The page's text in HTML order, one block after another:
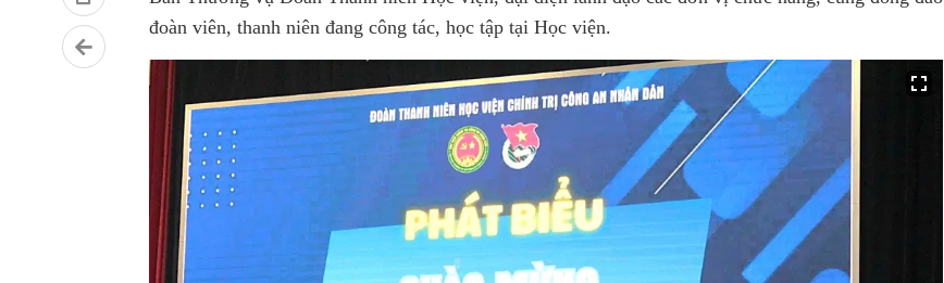
đoàn viên, thanh niên đang công tác, học tập tại Học viện.